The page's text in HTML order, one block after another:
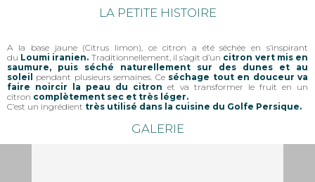
LA PETITE HISTOIRE
A la base jaune (Citrus limon), ce citron a été séchée en s’inspirant
du Loumi iranien. Traditionnellement, il s’agit d’un citron vert mis en
saumure, puis séché naturellement sur des dunes et au
soleil
pendant plusieurs semaines. Ceséchage tout en douceur va
faire noircir la peau du citron et va transformer le fruit en un
citron complètement sec et très léger.
C’est un ingrédient très utilisé dans la cuisine du Golfe Persique.
GALERIE